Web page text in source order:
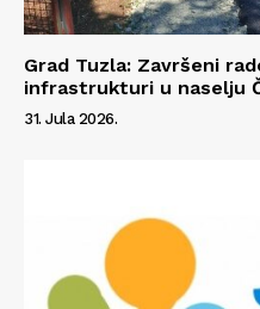
Grad Tuzla: Završeni
infrastrukturi u naselju
31. Jula 2026.